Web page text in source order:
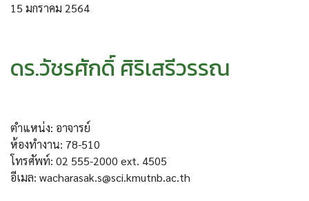
15 มกราคม 2564
ดร.วัชรศักดิ์ ศิริเสรีวรรณ
ตำแหน่ง: อาจารย์
ห้องทำงาน: 78-510
โทรศัพท์: 02 555-2000 ext. 4505
อีเมล: wacharasak.s@sci.kmutnb.ac.th